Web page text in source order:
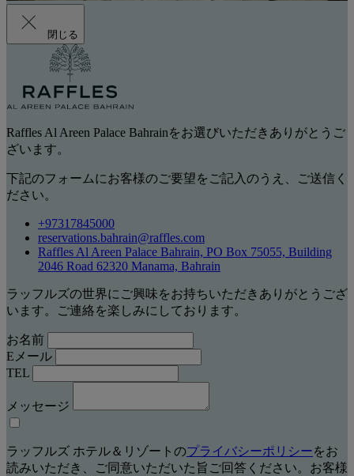
閉じる
Raffles Al Areen Palace Bahrainをお選びいただきありがとうご
ざいます。
下記のフォームにお客様のご要望をご記入のうえ、ご送信く
ださい。
+97317845000
reservations.bahrain@raffles.com
Raffles Al Areen Palace Bahrain, PO Box 75055, Building
2046 Road 62320 Manama, Bahrain
ラッフルズの世界にご興味をお持ちいただきありがとうござ
います。ご連絡を楽しみにしております。
お名前
Eメール
TEL
メッセージ
ラッフルズ ホテル＆リゾートのプライバシーポリシーをお
読みいただき、ご同意いただいた旨ご回答ください。お客様